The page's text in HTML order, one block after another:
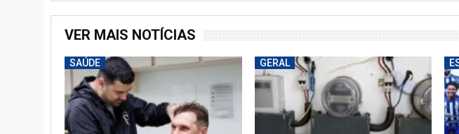
VER MAIS NOTÍCIAS
SAÚDE GERAL